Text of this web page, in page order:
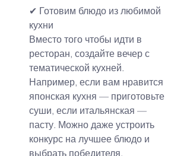
✔ Готовим блюдо из любимой
кухни
Вместо того чтобы идти в
ресторан, создайте вечер с
тематической кухней.
Например, если вам нравится
японская кухня — приготовьте
суши, если итальянская —
пасту. Можно даже устроить
конкурс на лучшее блюдо и
выбрать победителя.